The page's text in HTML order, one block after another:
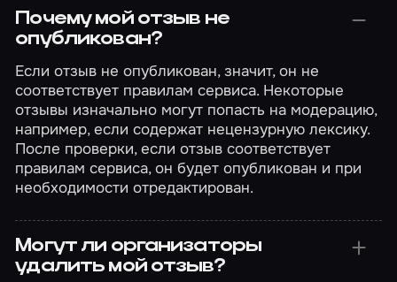
Почему мой отзыв не
опубликован?
Если отзыв не опубликован, значит, он не
соответствует правилам сервиса. Некоторые
отзывы изначально могут попасть на модерацию,
например, если содержат нецензурную лексику.
После проверки, если отзыв соответствует
правилам сервиса, он будет опубликован и при
необходимости отредактирован.
Могут ли организаторы
удалить мой отзыв?